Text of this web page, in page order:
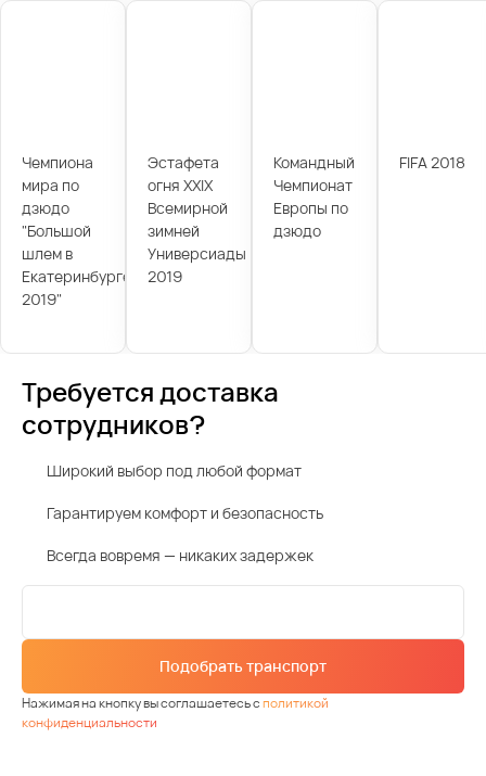
Чемпиона
мира по
дзюдо
"Большой
шлем в
Екатеринбурге
2019"
Эстафета
огня XXIX
Всемирной
зимней
Универсиады
2019
Командный
Чемпионат
Европы по
дзюдо
FIFA 2018
Требуется доставка
сотрудников?
Широкий выбор под любой формат
Гарантируем комфорт и безопасность
Всегда вовремя — никаких задержек
Подобрать транспорт
Нажимая на кнопку вы соглашаетесь сполитикой
конфиденциальности